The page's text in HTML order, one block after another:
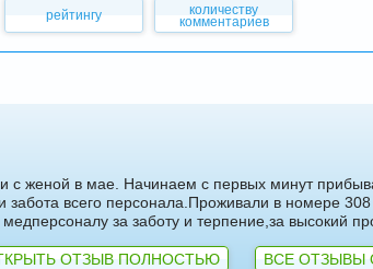
Александр
+7 495 215 5755 доб.5
+7 925-903-05-93
рейтингу количеству
комментариев
с женой в мае. Начинаем с первых минут
забота всего персонала.Проживали в номере
за заботу и терпение,за высокий
ОТЗЫВ ПОЛНОСТЬЮ ВСЕ ОТЗЫВЫ